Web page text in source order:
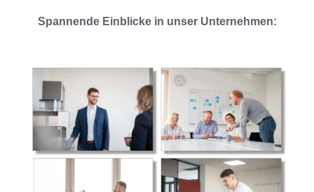
Spannende Einblicke in unser Unternehmen: